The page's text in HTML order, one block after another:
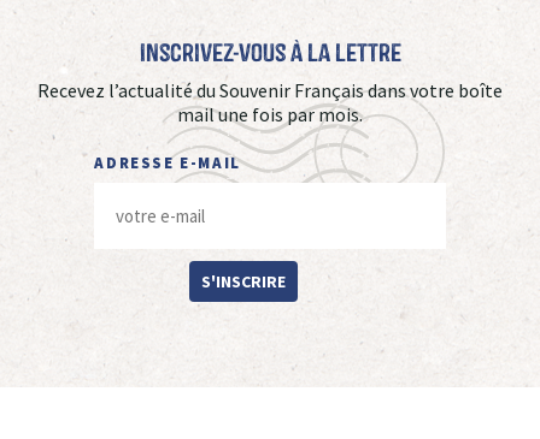
Inscrivez-vous à La Lettre
Recevez l’actualité du Souvenir Français dans votre boîte
mail une fois par mois.
ADRESSE E-MAIL
S'INSCRIRE